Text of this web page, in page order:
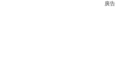
廣告